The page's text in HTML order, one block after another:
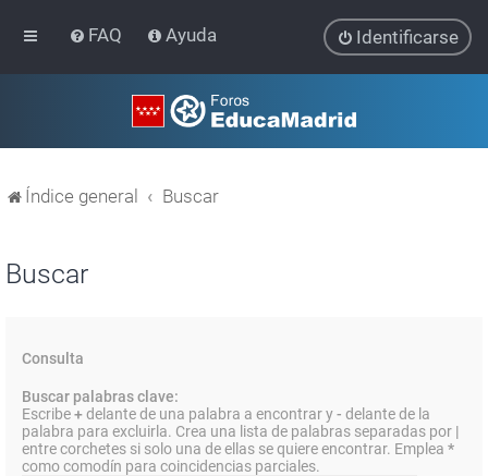
FAQ Ayuda Identificarse
Índice general Buscar
Buscar
Consulta
Buscar palabras clave:
Escribe+delante de una palabra a encontrar y- delante de la
palabra para excluirla. Crea una lista de palabras separadas por |
entre corchetes si solo una de ellas se quiere encontrar. Emplea *
como comodín para coincidencias parciales.